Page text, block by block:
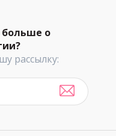
больше о
рассылку: